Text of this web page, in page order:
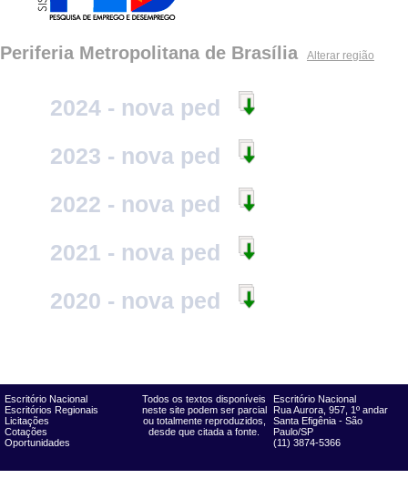
Periferia Metropolitana de Brasília Alterar região
2024 - nova ped
2023 - nova ped
2022 - nova ped
2021 - nova ped
2020 - nova ped
Escritório Nacional
Escritórios Regionais
Licitações
Cotações
Oportunidades
Todos os textos disponíveis
neste site podem ser parcial
ou totalmente reproduzidos,
desde que citada a fonte.
Escritório Nacional
Rua Aurora, 957, 1º andar
Santa Efigênia - São
Paulo/SP
(11) 3874-5366